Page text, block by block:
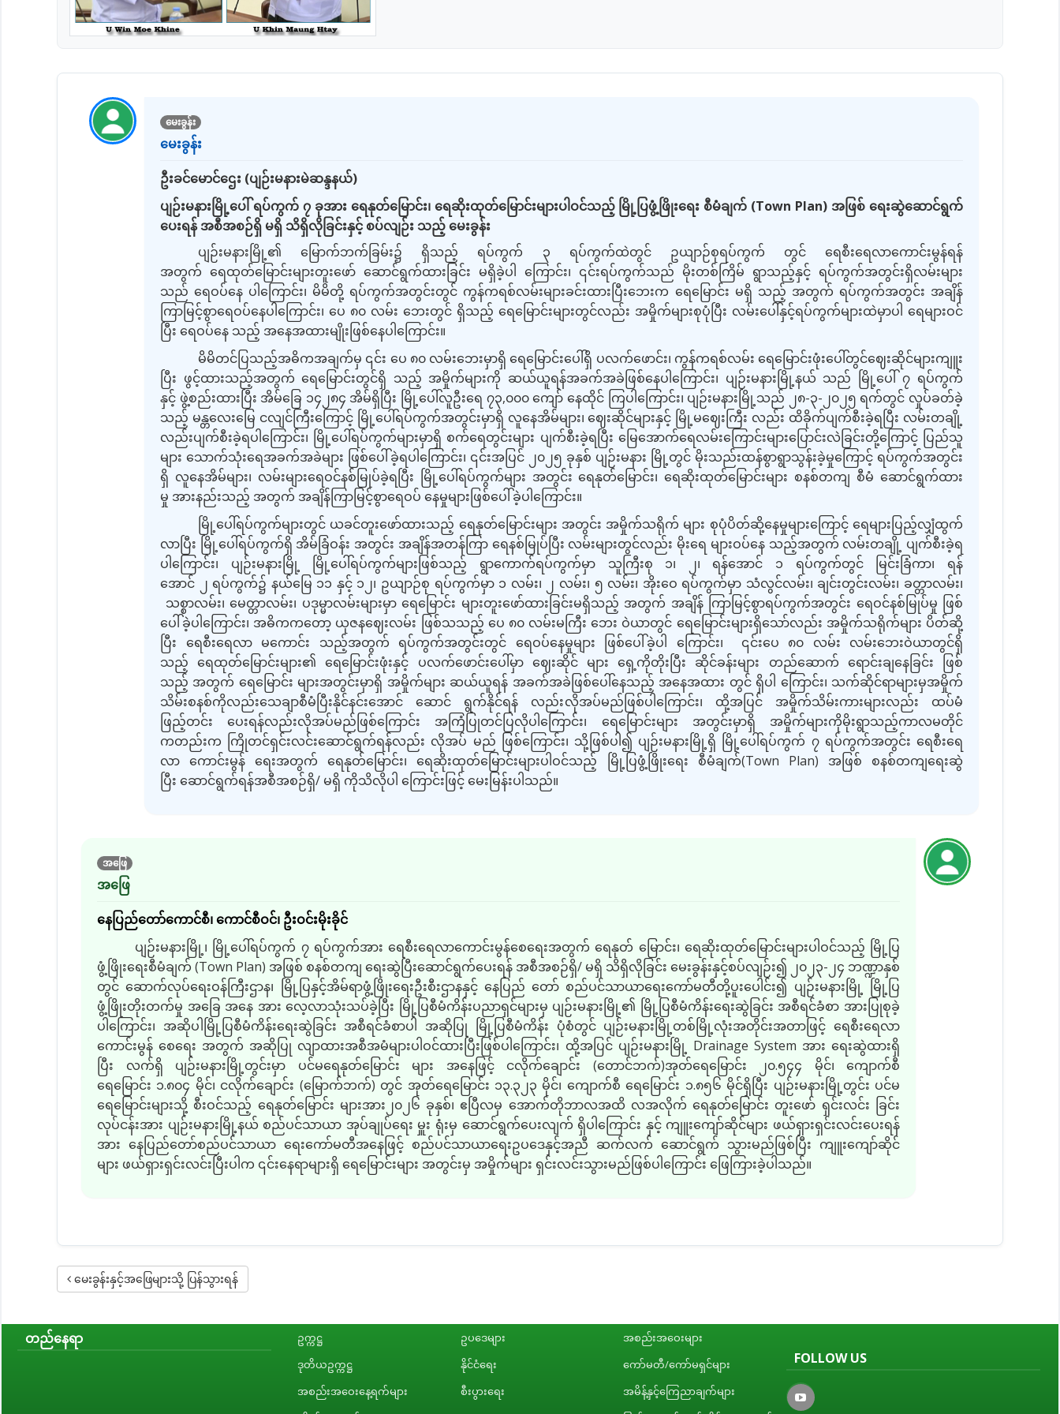
မေးခွန်း
မေးခွန်း
ဦးခင်မောင်ဌေး (ပျဉ်းမနားမဲဆန္ဒနယ်)
ပျဉ်းမနားမြို့ပေါ် ရပ်ကွက် ၇ ခုအား ရေနုတ်မြောင်း၊ ရေဆိုးထုတ်မြောင်းများပါဝင်သည့် မြို့ပြဖွံ့ဖြိုးရေး စီမံချက် (Town Plan) အဖြစ် ရေးဆွဲဆောင်ရွက်
ပေးရန် အစီအစဉ်ရှိ မရှိ သိရှိလိုခြင်းနှင့် စပ်လျဉ်း သည့် မေးခွန်း
ပျဉ်းမနားမြို့၏ မြောက်ဘက်ခြမ်း၌ ရှိသည့် ရပ်ကွက် ၃ ရပ်ကွက်ထဲတွင် ဥယျာဉ်စုရပ်ကွက် တွင် ရေစီးရေလာကောင်းမွန်ရန်
အတွက် ရေထုတ်မြောင်းများတူးဖော် ဆောင်ရွက်ထားခြင်း မရှိခဲ့ပါ ကြောင်း၊ ၎င်းရပ်ကွက်သည် မိုးတစ်ကြိမ် ရွာသည့်နှင့် ရပ်ကွက်အတွင်းရှိလမ်းများ
သည် ရေဝပ်နေ ပါကြောင်း၊ မိမိတို့ ရပ်ကွက်အတွင်းတွင် ကွန်ကရစ်လမ်းများခင်းထားပြီးဘေးက ရေမြောင်း မရှိ သည့် အတွက် ရပ်ကွက်အတွင်း အချိန်
ကြာမြင့်စွာရေဝပ်နေပါကြောင်း၊ ပေ ၈၀ လမ်း ဘေးတွင် ရှိသည့် ရေမြောင်းများတွင်လည်း အမှိုက်များစုပုံပြီး လမ်းပေါ်နှင့်ရပ်ကွက်များထဲမှာပါ ရေများဝင်
ပြီး ရေဝပ်နေ သည့် အနေအထားမျိုးဖြစ်နေပါကြောင်း။
မိမိတင်ပြသည့်အဓိကအချက်မှ ၎င်း ပေ ၈၀ လမ်းဘေးမှာရှိ ရေမြောင်းပေါ်ရှိ ပလက်ဖောင်း၊ ကွန်ကရစ်လမ်း ရေမြောင်းဖုံးပေါ်တွင်ဈေးဆိုင်များကျူး
ပြီး ဖွင့်ထားသည့်အတွက် ရေမြောင်းတွင်ရှိ သည့် အမှိုက်များကို ဆယ်ယူရန်အခက်အခဲဖြစ်နေပါကြောင်း၊ ပျဉ်းမနားမြို့နယ် သည် မြို့ပေါ် ၇ ရပ်ကွက်
နှင့် ဖွဲ့စည်းထားပြီး အိမ်ခြေ ၁၄၂၈၄ အိမ်ရှိပြီး မြို့ပေါ်လူဦးရေ ၇၃,၀၀၀ ကျော် နေထိုင် ကြပါကြောင်း၊ ပျဉ်းမနားမြို့သည် ၂၈-၃- ၂၀၂၅ ရက်တွင် လှုပ်ခတ်ခဲ့
သည့် မန္တလေးမြေ ငလျင်ကြီးကြောင့် မြို့ပေါ်ရပ်ကွက်အတွင်းမှာရှိ လူနေအိမ်များ၊ ဈေးဆိုင်များနှင့် မြို့မဈေးကြီး လည်း ထိခိုက်ပျက်စီးခဲ့ရပြီး လမ်းတချို့
လည်းပျက်စီးခဲ့ရပါကြောင်း၊ မြို့ပေါ်ရပ်ကွက်များမှာရှိ စက်ရေတွင်းများ ပျက်စီးခဲ့ရပြီး မြေအောက်ရေလမ်းကြောင်းများပြောင်းလဲခြင်းတို့ကြောင့် ပြည်သူ
များ သောက်သုံးရေအခက်အခဲများ ဖြစ်ပေါ်ခဲ့ရပါကြောင်း၊ ၎င်းအပြင် ၂၀၂၅ ခုနှစ် ပျဉ်းမနား မြို့တွင် မိုးသည်းထန်စွာရွာသွန်းခဲ့မှုကြောင့် ရပ်ကွက်အတွင်း
ရှိ လူနေအိမ်များ၊ လမ်းများရေဝင်နစ်မြုပ်ခဲ့ရပြီး မြို့ပေါ်ရပ်ကွက်များ အတွင်း ရေနုတ်မြောင်း၊ ရေဆိုးထုတ်မြောင်းများ စနစ်တကျ စီမံ ဆောင်ရွက်ထား
မှု အားနည်းသည့် အတွက် အချိန်ကြာမြင့်စွာရေဝပ် နေမှုများဖြစ်ပေါ်ခဲ့ပါကြောင်း။
မြို့ပေါ်ရပ်ကွက်များတွင် ယခင်တူးဖော်ထားသည့် ရေနုတ်မြောင်းများ အတွင်း အမှိုက်သရိုက် များ စုပုံပိတ်ဆို့နေမှုများကြောင့် ရေများပြည့်လျှံထွက်
လာပြီး မြို့ပေါ်ရပ်ကွက်ရှိ အိမ်ခြံဝန်း အတွင်း အချိန်အတန်ကြာ ရေနစ်မြုပ်ပြီး လမ်းများတွင်လည်း မိုးရေ များဝပ်နေ သည့်အတွက် လမ်းတချို့ ပျက်စီးခဲ့ရ
ပါကြောင်း၊ ပျဉ်းမနားမြို့ မြို့ပေါ်ရပ်ကွက်များဖြစ်သည့် ရွာကောက်ရပ်ကွက်မှာ သူကြီးစု ၁၊ ၂၊ ရန်အောင် ၁ ရပ်ကွက်တွင် မြင်းခြံကာ၊ ရန်
အောင် ၂ ရပ်ကွက်၌ နယ်မြေ ၁၁ နှင့် ၁၂၊ ဥယျာဉ်စု ရပ်ကွက်မှာ ၁ လမ်း၊ ၂ လမ်း၊ ၅ လမ်း၊ အိုးဝေ ရပ်ကွက်မှာ သံလွင်လမ်း၊ ချင်းတွင်းလမ်း၊ ခတ္တာလမ်း၊
သစ္စာလမ်း၊ မေတ္တာလမ်း၊ ပဒုမ္မာလမ်းများမှာ ရေမြောင်း များတူးဖော်ထားခြင်းမရှိသည့် အတွက် အချိန် ကြာမြင့်စွာရပ်ကွက်အတွင်း ရေဝင်နစ်မြုပ်မှု ဖြစ်
ပေါ်ခဲ့ပါကြောင်း၊ အဓိကကတော့ ယုဇနဈေးလမ်း ဖြစ်သသည့် ပေ ၈၀ လမ်းမကြီး ဘေး ဝဲယာတွင် ရေမြောင်းများရှိသော်လည်း အမှိုက်သရိုက်များ ပိတ်ဆို့
ပြီး ရေစီးရေလာ မကောင်း သည့်အတွက် ရပ်ကွက်အတွင်းတွင် ရေဝပ်နေမှုများ ဖြစ်ပေါ်ခဲ့ပါ ကြောင်း၊ ၎င်းပေ ၈၀ လမ်း လမ်းဘေးဝဲယာတွင်ရှိ
သည့် ရေထုတ်မြောင်းများ၏ ရေမြောင်းဖုံးနှင့် ပလက်ဖောင်းပေါ်မှာ ဈေးဆိုင် များ ရှေ့ကိုတိုးပြီး ဆိုင်ခန်းများ တည်ဆောက် ရောင်းချနေခြင်း ဖြစ်
သည့် အတွက် ရေမြောင်း များအတွင်းမှာရှိ အမှိုက်များ ဆယ်ယူရန် အခက်အခဲဖြစ်ပေါ်နေသည့် အနေအထား တွင် ရှိပါ ကြောင်း၊ သက်ဆိုင်ရာများမှအမှိုက်
သိမ်းစနစ်ကိုလည်းသေချာစီမံပြီးနိုင်နင်းအောင် ဆောင် ရွက်နိုင်ရန် လည်းလိုအပ်မည်ဖြစ်ပါကြောင်း၊ ထို့အပြင် အမှိုက်သိမ်းကားများလည်း ထပ်မံ
ဖြည့်တင်း ပေးရန်လည်းလိုအပ်မည်ဖြစ်ကြောင်း အကြံပြုတင်ပြလိုပါကြောင်း၊ ရေမြောင်းများ အတွင်းမှာရှိ အမှိုက်များကိုမိုးရွာသည့်ကာလမတိုင်
ကတည်းက ကြိုတင်ရှင်းလင်းဆောင်ရွက်ရန်လည်း လိုအပ် မည် ဖြစ်ကြောင်း၊ သို့ဖြစ်ပါ၍ ပျဉ်းမနားမြို့ရှိ မြို့ပေါ်ရပ်ကွက် ၇ ရပ်ကွက်အတွင်း ရေစီးရေ
လာ ကောင်းမွန် ရေးအတွက် ရေနုတ်မြောင်း၊ ရေဆိုးထုတ်မြောင်းများပါဝင်သည့် မြို့ပြဖွံ့ဖြိုးရေး စီမံချက်(Town Plan) အဖြစ် စနစ်တကျရေးဆွဲ
ပြီး ဆောင်ရွက်ရန်အစီအစဉ်ရှိ/ မရှိ ကိုသိလိုပါ ကြောင်းဖြင့် မေးမြန်းပါသည်။
အဖြေ
အဖြေ
နေပြည်တော်ကောင်စီ၊ ကောင်စီဝင်၊ ဦးဝင်းမိုးခိုင်
ပျဉ်းမနားမြို့၊ မြို့ပေါ်ရပ်ကွက် ၇ ရပ်ကွက်အား ရေစီးရေလာကောင်းမွန်စေရေးအတွက် ရေနုတ် မြောင်း၊ ရေဆိုးထုတ်မြောင်းများပါဝင်သည့် မြို့ပြ
ဖွံ့ဖြိုးရေးစီမံချက် (Town Plan) အဖြစ် စနစ်တကျ ရေးဆွဲပြီးဆောင်ရွက်ပေးရန် အစီအစဉ်ရှိ/ မရှိ သိရှိလိုခြင်း မေးခွန်းနှင့်စပ်လျဉ်း၍ ၂၀၂၃- ၂၄ ဘဏ္ဍာနှစ်
တွင် ဆောက်လုပ်ရေးဝန်ကြီးဌာန၊ မြို့ပြနှင့်အိမ်ရာဖွံ့ဖြိုးရေးဦးစီးဌာနနှင့် နေပြည် တော် စည်ပင်သာယာရေးကော်မတီတို့ပူးပေါင်း၍ ပျဉ်းမနားမြို့ မြို့ပြ
ဖွံ့ဖြိုးတိုးတက်မှု အခြေ အနေ အား လေ့လာသုံးသပ်ခဲ့ပြီး မြို့ပြစီမံကိန်းပညာရှင်များမှ ပျဉ်းမနားမြို့၏ မြို့ပြစီမံကိန်းရေးဆွဲခြင်း အစီရင်ခံစာ အားပြုစုခဲ့
ပါကြောင်း၊ အဆိုပါမြို့ပြစီမံကိန်းရေးဆွဲခြင်း အစီရင်ခံစာပါ အဆိုပြု မြို့ပြစီမံကိန်း ပုံစံတွင် ပျဉ်းမနားမြို့တစ်မြို့လုံးအတိုင်းအတာဖြင့် ရေစီးရေလာ
ကောင်းမွန် စေရေး အတွက် အဆိုပြု လျာထားအစီအမံများပါဝင်ထားပြီးဖြစ်ပါကြောင်း၊ ထို့အပြင် ပျဉ်းမနားမြို့ Drainage System အား ရေးဆွဲထားရှိ
ပြီး လက်ရှိ ပျဉ်းမနားမြို့တွင်းမှာ ပင်မရေနုတ်မြောင်း များ အနေဖြင့် ငလိုက်ချောင်း (တောင်ဘက်)အုတ်ရေမြောင်း ၂၀.၅၄၄ မိုင်၊ ကျောက်စီ
ရေမြောင်း ၁.၈၀၄ မိုင်၊ ငလိုက်ချောင်း (မြောက်ဘက်) တွင် အုတ်ရေမြောင်း ၁၃.၃၂၃ မိုင်၊ ကျောက်စီ ရေမြောင်း ၁.၈၅၆ မိုင်ရှိပြီး ပျဉ်းမနားမြို့တွင်း ပင်မ
ရေမြောင်းများသို့ စီးဝင်သည့် ရေနုတ်မြောင်း များအား၂၀၂၆ ခုနှစ်၊ ဧပြီလမှ အောက်တိုဘာလအထိ လအလိုက် ရေနုတ်မြောင်း တူးဖော် ရှင်းလင်း ခြင်း
လုပ်ငန်းအား ပျဉ်းမနားမြို့နယ် စည်ပင်သာယာ အုပ်ချုပ်ရေး မှူး ရုံးမှ ဆောင်ရွက်ပေးလျက် ရှိပါကြောင်း နှင့် ကျူးကျော်ဆိုင်များ ဖယ်ရှားရှင်းလင်းပေးရန်
အား နေပြည်တော်စည်ပင်သာယာ ရေးကော်မတီအနေဖြင့် စည်ပင်သာယာရေးဥပဒေနှင့်အညီ ဆက်လက် ဆောင်ရွက် သွားမည်ဖြစ်ပြီး ကျူးကျော်ဆိုင်
များ ဖယ်ရှားရှင်းလင်းပြီးပါက ၎င်းနေရာများရှိ ရေမြောင်းများ အတွင်းမှ အမှိုက်များ ရှင်းလင်းသွားမည်ဖြစ်ပါကြောင်း ဖြေကြားခဲ့ပါသည်။
မေးခွန်းနှင့်အဖြေများသို့ ပြန်သွားရန်
တည်နေရာ
ဥက္ကဋ္ဌ
ဒုတိယဥက္ကဋ္ဌ
အစည်းအဝေးနေ့ရက်များ
ဥပဒေများ
နိုင်ငံရေး
စီးပွားရေး
အစည်းအဝေးများ
ကော်မတီ/ကော်မရှင်များ
အမိန့်နှင့်ကြေညာချက်များ
FOLLOW US